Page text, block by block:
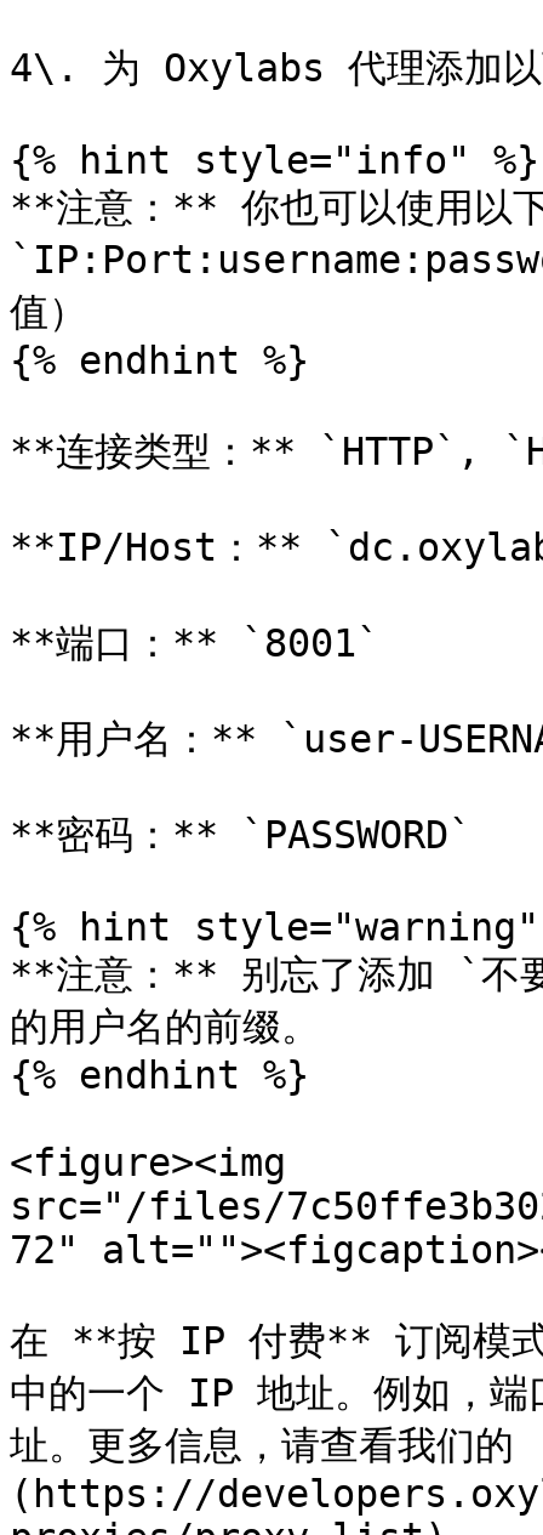
4\. 为 Oxylabs 代理添加以
{% hint style="info" %}
**注意：** 你也可以使用以
值）
{% endhint %}
**连接类型：** `HTTP`,
**IP/Host：**
**端口：** `8001`
**用户名：** `user-
**密码：** `PASSWORD`
{% hint style="warning"
**注意：** 别忘了添加 `不
的用户名的前缀。
{% endhint %}
<figure><img
src="/files/
72"
在 **按 IP 付费** 订阅模式
中的一个 IP 地址。例如，
址。更多信息，请查看我们
(https://